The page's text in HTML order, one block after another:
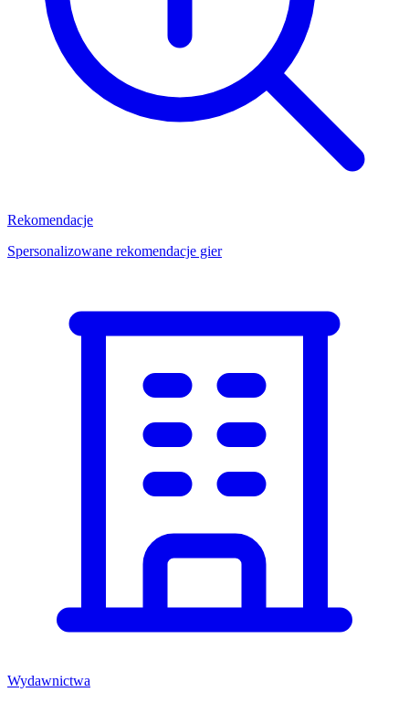
Rekomendacje
Spersonalizowane rekomendacje gier
Wydawnictwa